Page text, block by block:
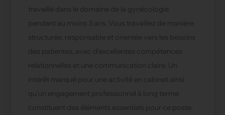
travaillé dans le domaine de la gynécologie
pendant au moins 3 ans. Vous travaillez de manière
structurée, responsable et orientée vers les besoins
des patientes, avec d’excellentes compétences
relationnelles et une communication claire. Un
intérêt marqué pour une activité en cabinet ainsi
qu’un engagement professionnel à long terme
constituent des éléments essentiels pour ce poste.